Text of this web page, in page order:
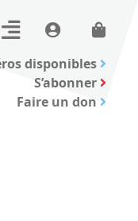
disponibles
S’abonner
Faire un don